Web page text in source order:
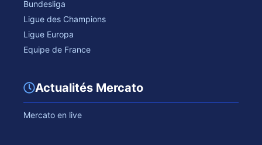
Bundesliga
Ligue des Champions
Ligue Europa
Equipe de France
Actualités Mercato
Mercato en live